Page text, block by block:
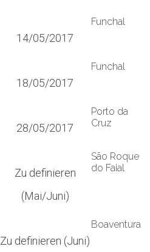
14/05/2017
Funchal
18/05/2017
Funchal
28/05/2017
Porto da
Cruz
Zu definieren
(Mai/Juni)
São Roque
do Faial
Zu definieren (Juni)
Boaventura